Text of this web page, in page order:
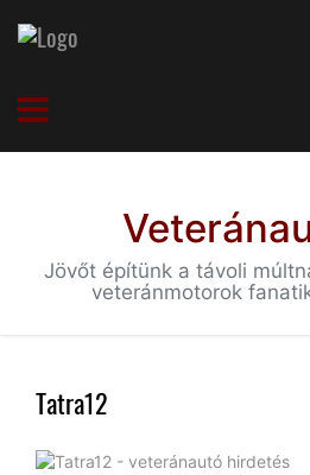
Jövőt építünk a távoli
veteránmotorok
Tatra12